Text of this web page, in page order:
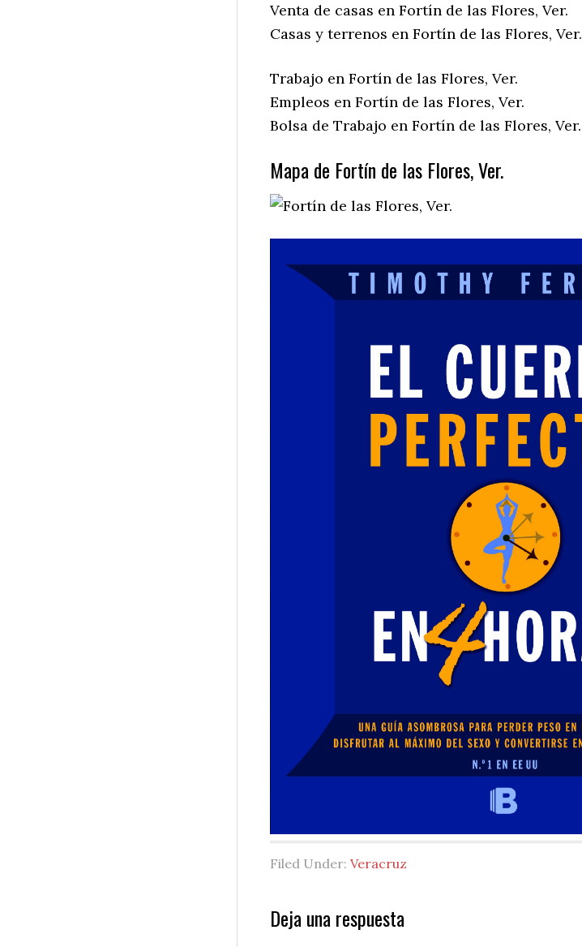
Venta de casas en Fortín de las Flores, Ver.
Casas y terrenos en Fortín de las Flores, Ver.
Trabajo en Fortín de las Flores, Ver.
Empleos en Fortín de las Flores, Ver.
Bolsa de Trabajo en Fortín de las Flores, Ver.
Mapa de Fortín de las Flores, Ver.
Filed Under: Veracruz
Reader
Deja una respuesta